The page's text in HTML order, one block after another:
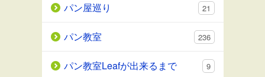
パン屋巡り 21
パン教室 236
パン教室Leafが出来るまで 9